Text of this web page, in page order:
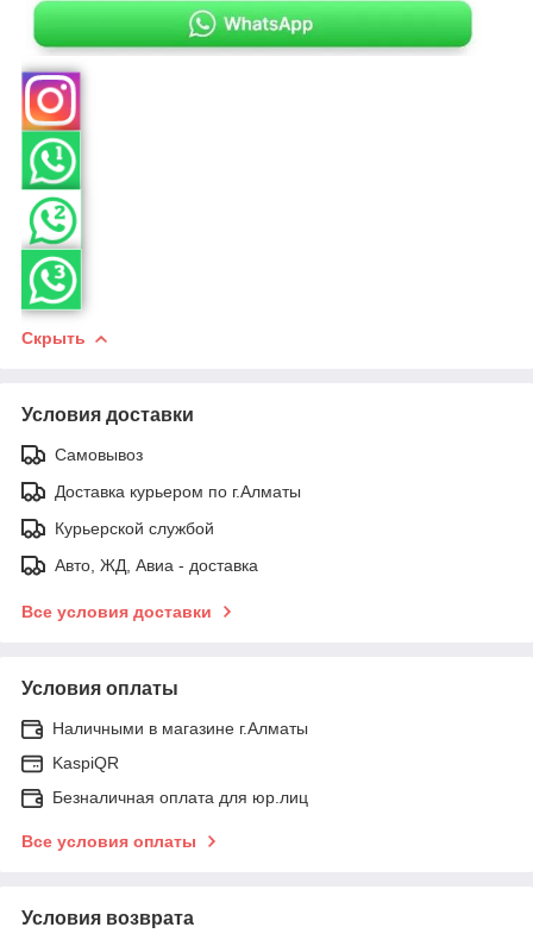
Скрыть
Условия доставки
Самовывоз
Доставка курьером по г.Алматы
Курьерской службой
Авто, ЖД, Авиа - доставка
Все условия доставки
Условия оплаты
Наличными в магазине г.Алматы
KaspiQR
Безналичная оплата для юр.лиц
Все условия оплаты
Условия возврата